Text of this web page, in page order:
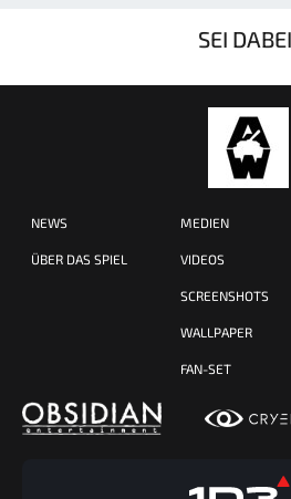
SEI
NEWS
ÜBER DAS SPIEL
MEDIEN
VIDEOS
SCREENSHOTS
WALLPAPER
FAN-SET